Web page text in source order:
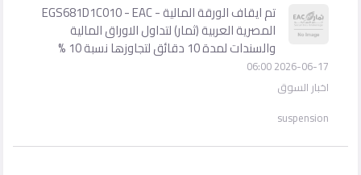
تم ايقاف الورقة المالية - EGS681D1C010 - EAC
المصرية العربية (ثمار) لتداول الاوراق المالية
والسندات لمدة 10 دقائق لتجاوزها نسبة 10 %
2026-06-17 06:00
اخبار السوق
suspension